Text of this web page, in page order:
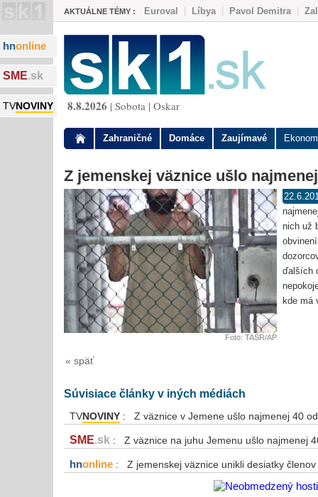
hnonline
SME.sk
TVNOVINY
AKTUÁLNE TÉMY : Euroval Líbya| Pavol Demitra|
8.8.2026 | Sobota | Oskar
Zahraničné Domáce Zaujímavé
Z jemenskej väznice ušlo
Foto: TASR/AP
nich už
ďalších
kde má
« späť
Súvisiace články v iných médiách
TVNOVINY : Z väznice v Jemene ušlo najmenej 40
SME.sk : Z väznice na juhu Jemenu ušlo najmenej
hnonline : Z jemenskej väznice unikli desiatky členov